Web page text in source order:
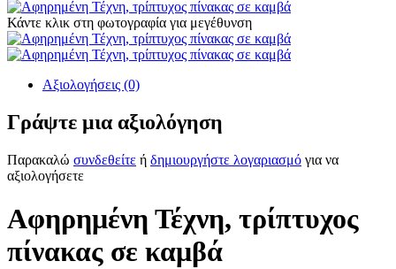
Κάντε κλικ στη φωτογραφία για μεγέθυνση
Αξιολογήσεις (0)
Γράψτε μια αξιολόγηση
Παρακαλώ συνδεθείτε ή δημιουργήστε λογαριασμό για να
αξιολογήσετε
Αφηρημένη Τέχνη, τρίπτυχος
πίνακας σε καμβά